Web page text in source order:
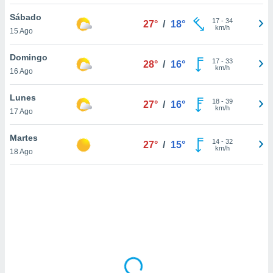
sitio
En
sean
el sitio
ni para
o
Sábado
15 Ago
27° / 18° 17- 34
km/h
Domingo
16 Ago
28° / 16° 17- 33
km/h
Lunes
17 Ago
27° / 16° 18- 39
km/h
Martes
18 Ago
27° / 15° 14- 32
km/h